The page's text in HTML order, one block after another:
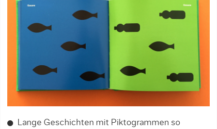
Lange Geschichten mit Piktogrammen so